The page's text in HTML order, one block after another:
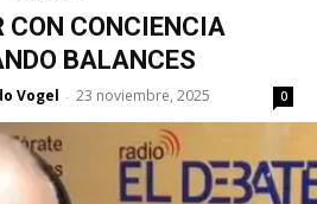
CON CONCIENCIA
BALANCES
Vogel - 23 noviembre, 2025 0